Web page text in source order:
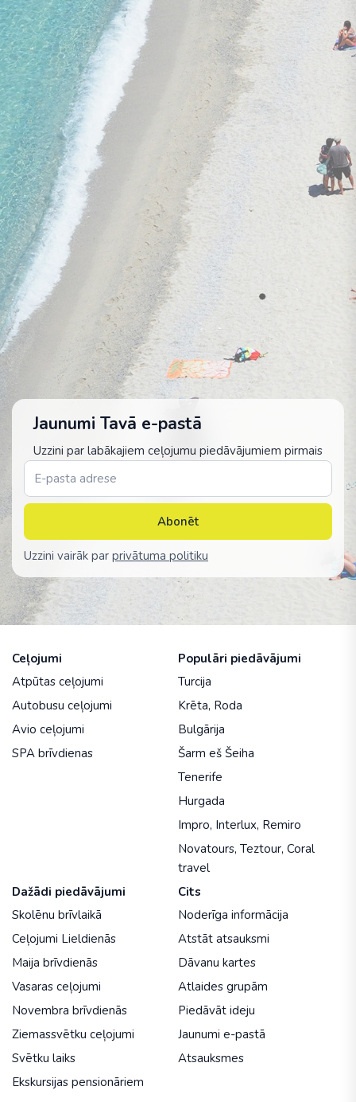
lidojums, bagāža, transfērs, viesnīca
bez ēdināšanas
RESIDENCE MONTANA VALBEL 4★
1 945 €
Jaunumi Tavā e-pastā
Uzzini par labākajiem ceļojumu piedāvājumiem pirmais
Abonēt
Uzzini vairāk par privātuma politiku
Ceļojumi
Atpūtas ceļojumi
Autobusu ceļojumi
Avio ceļojumi
SPA brīvdienas
Populāri piedāvājumi
Turcija
Krēta, Roda
Bulgārija
Šarm eš Šeiha
Tenerife
Hurgada
Impro, Interlux, Remiro
Novatours, Teztour, Coral
travel
Dažādi piedāvājumi
Skolēnu brīvlaikā
Ceļojumi Lieldienās
Maija brīvdienās
Vasaras ceļojumi
Novembra brīvdienās
Ziemassvētku ceļojumi
Svētku laiks
Ekskursijas pensionāriem
Cits
Noderīga informācija
Atstāt atsauksmi
Dāvanu kartes
Atlaides grupām
Piedāvāt ideju
Jaunumi e-pastā
Atsauksmes